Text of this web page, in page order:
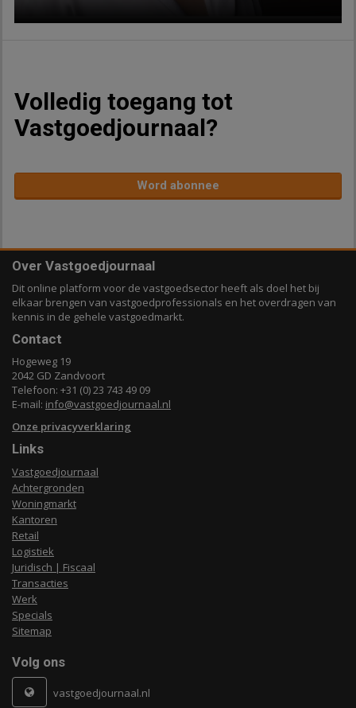
Volledig toegang tot
Vastgoedjournaal?
Word abonnee
Over Vastgoedjournaal
Dit online platform voor de vastgoedsector heeft als doel het bij
elkaar brengen van vastgoedprofessionals en het overdragen van
kennis in de gehele vastgoedmarkt.
Contact
Hogeweg 19
2042 GD Zandvoort
Telefoon: +31 (0) 23 743 49 09
E-mail: info@vastgoedjournaal.nl
Onze privacyverklaring
Links
Vastgoedjournaal
Achtergronden
Woningmarkt
Kantoren
Retail
Logistiek
Juridisch | Fiscaal
Transacties
Werk
Specials
Sitemap
Volg ons
vastgoedjournaal.nl